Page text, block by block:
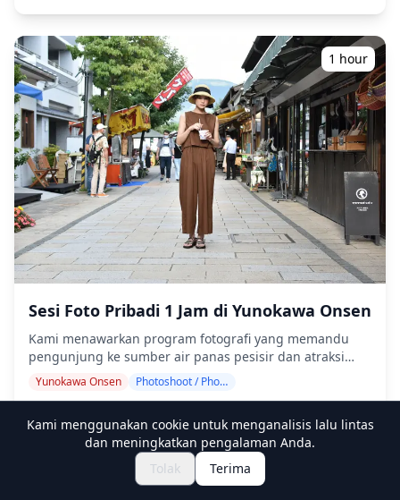
bagikan lokasi pilihan Anda kepada kami!) Rasakan
keindahan terpencil dari perbatasan paling utara
Jepang. Dari pemandangan pesisir dramatis Cape Soya
dan bunga alpine murni Pulau Rebun hingga puncak
megah Gunung Rishiri yang menjulang dari laut,
abadikan hutan belantara yang belum tersentuh dan
lanskap unik di ujung utara. Sesi fotografi tersedia di
mana saja di Wakkanai, Rishiri, dan Rebun dan dapat
dipesan hingga 3 hari sebelumnya. Kami akan mengatur
fotografer berbahasa Inggris/Jepang. File asli 100+ foto
dikirimkan dalam waktu seminggu, dan Anda dapat
memilih 10 foto favorit Anda untuk dikirim ulang.
Koreksi dibuat untuk membangkitkan suasana tertentu,
dan jika diinginkan, penyesuaian dapat dilakukan pada
suasana hati dan warna. Biarkan kami mengabadikan
momen spesial Anda di Wakkanai, Rishiri, dan Rebun
melalui layanan fotografi kami! ◆ Informasi penting: ・
Jika Anda terlambat tiba untuk waktu pertemuan yang
dijadwalkan, durasi pemotretan dan jumlah foto yang
dikirimkan dapat dikurangi. ・Jika hujan diperkirakan
akan turun di tempat pemotretan 3 hari sebelum
ulang tanggal dan waktu, (2) mengubah lokasi, atau (3)
membatalkan pemotretan. ![]
(https://assets.hldycdn.com/c517cf08-7e72-4772-b0a9-
be2a28cb333f.png)
1 hour
Sesi Foto Pribadi 1 Jam di Yunokawa Onsen
Kami menawarkan program fotografi yang memandu
pengunjung ke sumber air panas pesisir dan atraksi
bersejarah Yunokawa Onsen. Dipandu oleh fotografer
di tempat monyet salju yang terkenal mandi air panas,
pemandangan pesisir Selat Tsugaru, dan arsitektur
Yunokawa Onsen dan dapat dipesan hingga 3 hari
Yunokawa Onsen Photoshoot / Photo tour
$209.05~
Kami menggunakan cookie untuk menganalisis lalu lintas
dan meningkatkan pengalaman Anda.
Tolak
Terima